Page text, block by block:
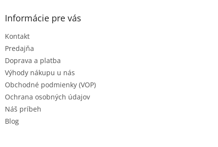
Informácie pre vás
Kontakt
Predajňa
Doprava a platba
Výhody nákupu u nás
Obchodné podmienky (VOP)
Ochrana osobných údajov
Náš príbeh
Blog